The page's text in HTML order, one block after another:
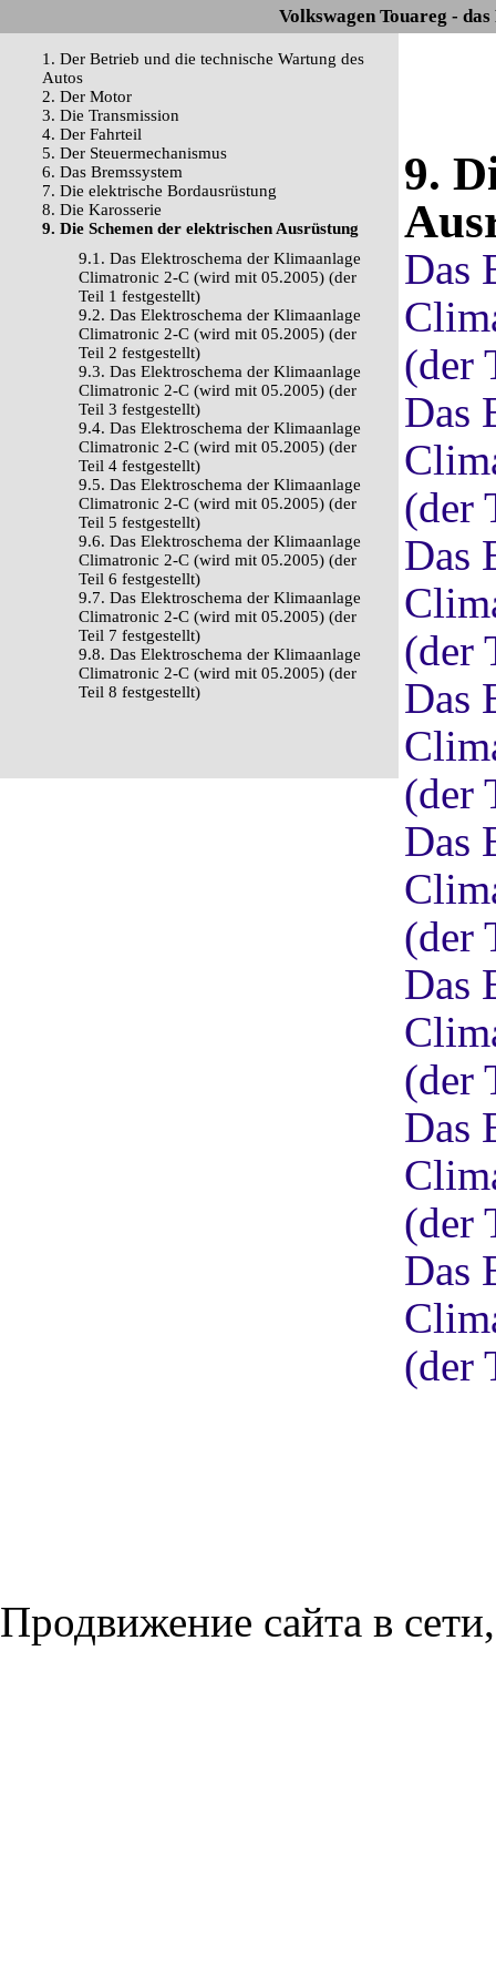
Volkswagen Touareg -
1. Der Betrieb und die technische Wartung des
Autos
2. Der Motor
3. Die Transmission
4. Der Fahrteil
5. Der Steuermechanismus
6. Das Bremssystem
7. Die elektrische Bordausrüstung
8. Die Karosserie
9. Die Schemen der elektrischen Ausrüstung
9.1. Das Elektroschema der Klimaanlage
Climatronic 2-C (wird mit 05.2005) (der
Teil 1 festgestellt)
9.2. Das Elektroschema der Klimaanlage
Climatronic 2-C (wird mit 05.2005) (der
Teil 2 festgestellt)
9.3. Das Elektroschema der Klimaanlage
Climatronic 2-C (wird mit 05.2005) (der
Teil 3 festgestellt)
9.4. Das Elektroschema der Klimaanlage
Climatronic 2-C (wird mit 05.2005) (der
Teil 4 festgestellt)
9.5. Das Elektroschema der Klimaanlage
Climatronic 2-C (wird mit 05.2005) (der
Teil 5 festgestellt)
9.6. Das Elektroschema der Klimaanlage
Climatronic 2-C (wird mit 05.2005) (der
Teil 6 festgestellt)
9.7. Das Elektroschema der Klimaanlage
Climatronic 2-C (wird mit 05.2005) (der
Teil 7 festgestellt)
9.8. Das Elektroschema der Klimaanlage
Climatronic 2-C (wird mit 05.2005) (der
Teil 8 festgestellt)
9.
Das
(der
Das
(der
Das
(der
Das
(der
Das
(der
Das
(der
Das
(der
Das
(der
Продвижение сайта в